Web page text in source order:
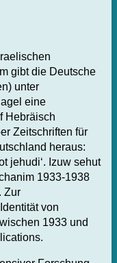
gibt die Deutsche
unter
eine
Hebräisch
Zeitschriften für
heraus:
jehudi‘. Izuw sehut
1933-1938
Zur
von
1933 und